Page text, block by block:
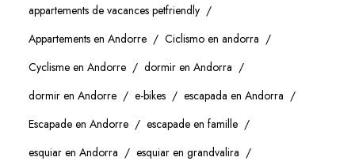
appartements de vacances petfriendly
Appartements en Andorre
Ciclismo en andorra
Cyclisme en Andorre
dormir en Andorra
dormir en Andorre
e-bikes
escapada en Andorra
Escapade en Andorre
escapade en famille
esquiar en Andorra
esquiar en grandvalira